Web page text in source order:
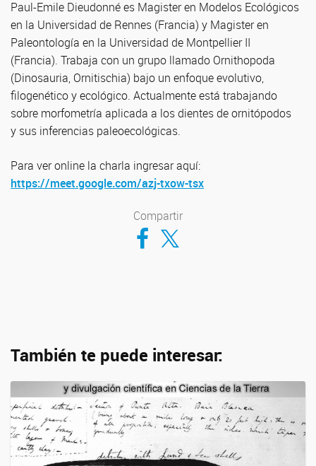
Paul-Emile Dieudonné es Magister en Modelos Ecológicos
en la Universidad de Rennes (Francia) y Magister en
Paleontología en la Universidad de Montpellier II
(Francia). Trabaja con un grupo llamado Ornithopoda
(Dinosauria, Ornitischia) bajo un enfoque evolutivo,
filogenético y ecológico. Actualmente está trabajando
sobre morfometría aplicada a los dientes de ornitópodos
y sus inferencias paleoecológicas.
Para ver online la charla ingresar aquí:
https://meet.google.com/azj-txow-tsx
Compartir
Compartir en Facebook
Compartir en Twitter
También te puede interesar: